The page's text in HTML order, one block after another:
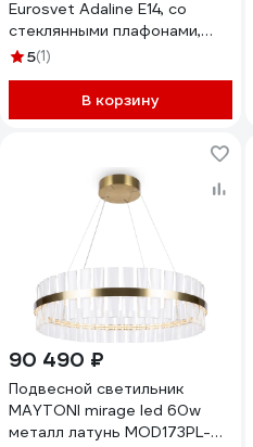
Eurosvet Adaline E14, со
стеклянными плафонами,
латунь 502002/12 a072105
5(1)
В корзину
90 490 ₽
Подвесной светильник
MAYTONI mirage led 60w
металл латунь MOD173PL-